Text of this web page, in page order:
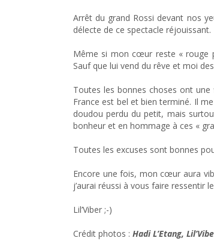
Arrêt du grand Rossi devant nos
délecte de ce spectacle réjouissant.
Même si mon cœur reste « rouge
Sauf que lui vend du rêve et moi
Toutes les bonnes choses ont
France est bel et bien terminé. Il
doudou perdu du petit, mais
bonheur et en hommage à ces «
Toutes les excuses sont bonnes
Encore une fois, mon cœur aura
j’aurai réussi à vous faire ressentir
Lil’Viber ;-)
Crédit photos : Hadi L’Etang,